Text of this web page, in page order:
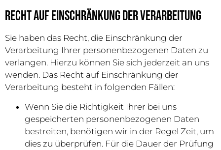
Recht auf Einschränkung der Verarbeitung
Sie haben das Recht, die Einschränkung der
Verarbeitung Ihrer personenbezogenen Daten zu
verlangen. Hierzu können Sie sich jederzeit an uns
wenden. Das Recht auf Einschränkung der
Verarbeitung besteht in folgenden Fällen:
Wenn Sie die Richtigkeit Ihrer bei uns
gespeicherten personenbezogenen Daten
bestreiten, benötigen wir in der Regel Zeit, um
dies zu überprüfen. Für die Dauer der Prüfung